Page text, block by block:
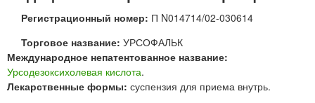
Регистрационный номер: П N014714/02-030614
Торговое название: УРСОФАЛЬК
Международное непатентованное название:
Урсодезоксихолевая кислота.
Лекарственные формы: суспензия для приема внутрь.